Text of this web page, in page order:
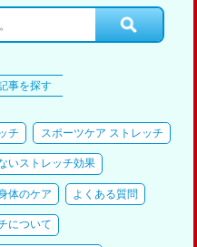
事を探す
チ スポーツケア ストレッチ
いストレッチ効果
体のケア よくある質問
について